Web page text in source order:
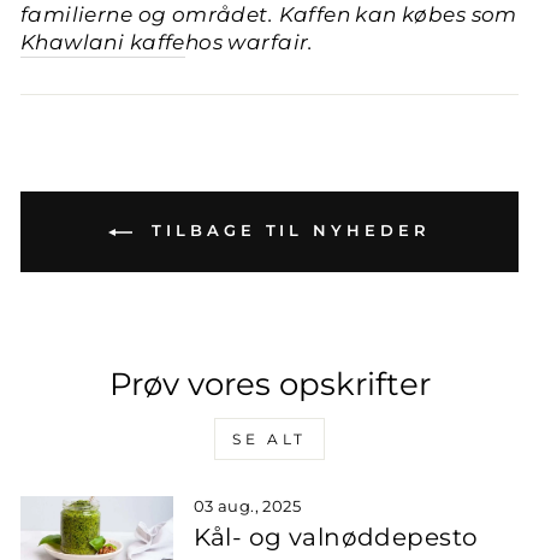
familierne og området. Kaffen kan købes som
Khawlani kaffehos warfair.
TILBAGE TIL NYHEDER
Prøv vores opskrifter
SE ALT
03 aug., 2025
Kål- og valnøddepesto